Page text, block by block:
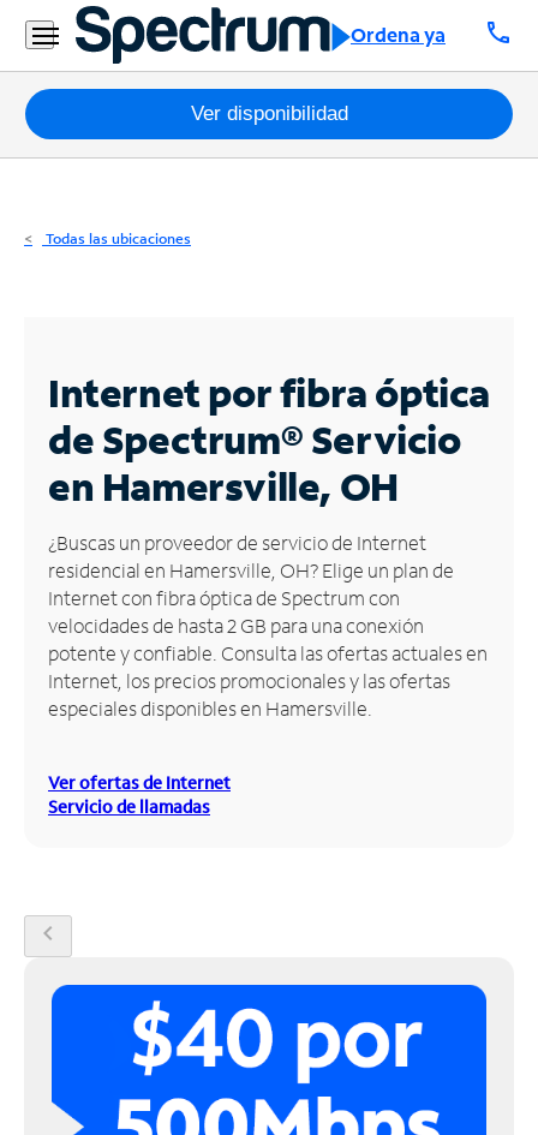
Ordena ya call
Residencial
Business
Paquetes
Internet
Business
Contáctanos
Inglés
Administrar
cuenta
Encuentra
una
tienda
Ver disponibilidad
Todas las ubicaciones
Internet por fibra óptica
de Spectrum®Servicio
en Hamersville, OH
¿Buscas un proveedor de servicio de Internet
residencial en Hamersville, OH? Elige un plan de
Internet con fibra óptica de Spectrum con
velocidades de hasta 2 GB para una conexión
potente y confiable. Consulta las ofertas actuales en
Internet, los precios promocionales y las ofertas
especiales disponibles en Hamersville.
Ver ofertas de Internet
Servicio de llamadas
chevron_left